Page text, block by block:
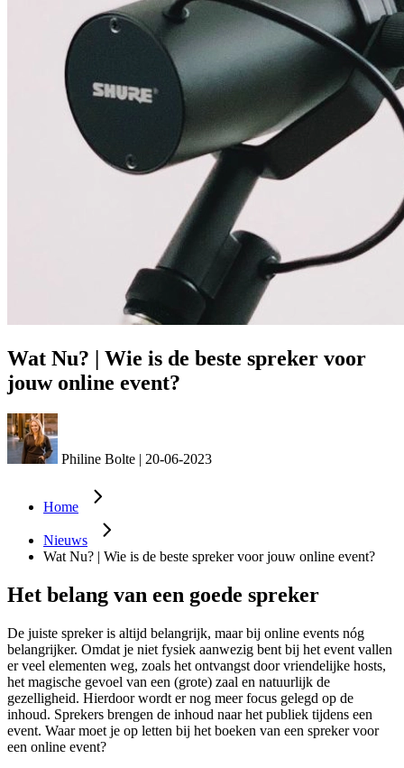
Prinsjesdag
Samenwerken
Technologie & Innovatie
Toekomst van werk
Trendwatchers
WK & EK Voetbal
Wat Nu? | Wie is de beste spreker voor
jouw online event?
Philine Bolte | 20-06-2023
Home
Nieuws
Wat Nu? | Wie is de beste spreker voor jouw online event?
Het belang van een goede spreker
De juiste spreker is altijd belangrijk, maar bij online events nóg
belangrijker. Omdat je niet fysiek aanwezig bent bij het event vallen
er veel elementen weg, zoals het ontvangst door vriendelijke hosts,
het magische gevoel van een (grote) zaal en natuurlijk de
gezelligheid. Hierdoor wordt er nog meer focus gelegd op de
inhoud. Sprekers brengen de inhoud naar het publiek tijdens een
event. Waar moet je op letten bij het boeken van een spreker voor
een online event?